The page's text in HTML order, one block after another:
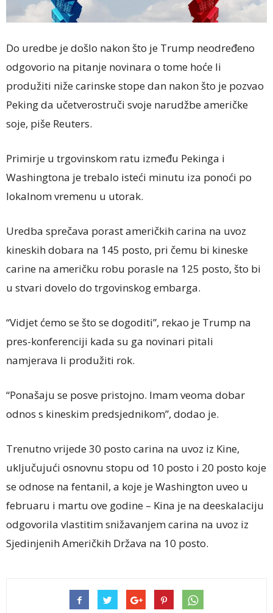
Do uredbe je došlo nakon što je Trump neodređeno
odgovorio na pitanje novinara o tome hoće li
produžiti niže carinske stope dan nakon što je pozvao
Peking da učetverostruči svoje narudžbe američke
soje, piše Reuters.
Primirje u trgovinskom ratu između Pekinga i
Washingtona je trebalo isteći minutu iza ponoći po
lokalnom vremenu u utorak.
Uredba sprečava porast američkih carina na uvoz
kineskih dobara na 145 posto, pri čemu bi kineske
carine na američku robu porasle na 125 posto, što bi
u stvari dovelo do trgovinskog embarga.
“Vidjet ćemo se što se dogoditi”, rekao je Trump na
pres-konferenciji kada su ga novinari pitali
namjerava li produžiti rok.
“Ponašaju se posve pristojno. Imam veoma dobar
odnos s kineskim predsjednikom”, dodao je.
Trenutno vrijede 30 posto carina na uvoz iz Kine,
uključujući osnovnu stopu od 10 posto i 20 posto koje
se odnose na fentanil, a koje je Washington uveo u
februaru i martu ove godine – Kina je na deeskalaciju
odgovorila vlastitim snižavanjem carina na uvoz iz
Sjedinjenih Američkih Država na 10 posto.